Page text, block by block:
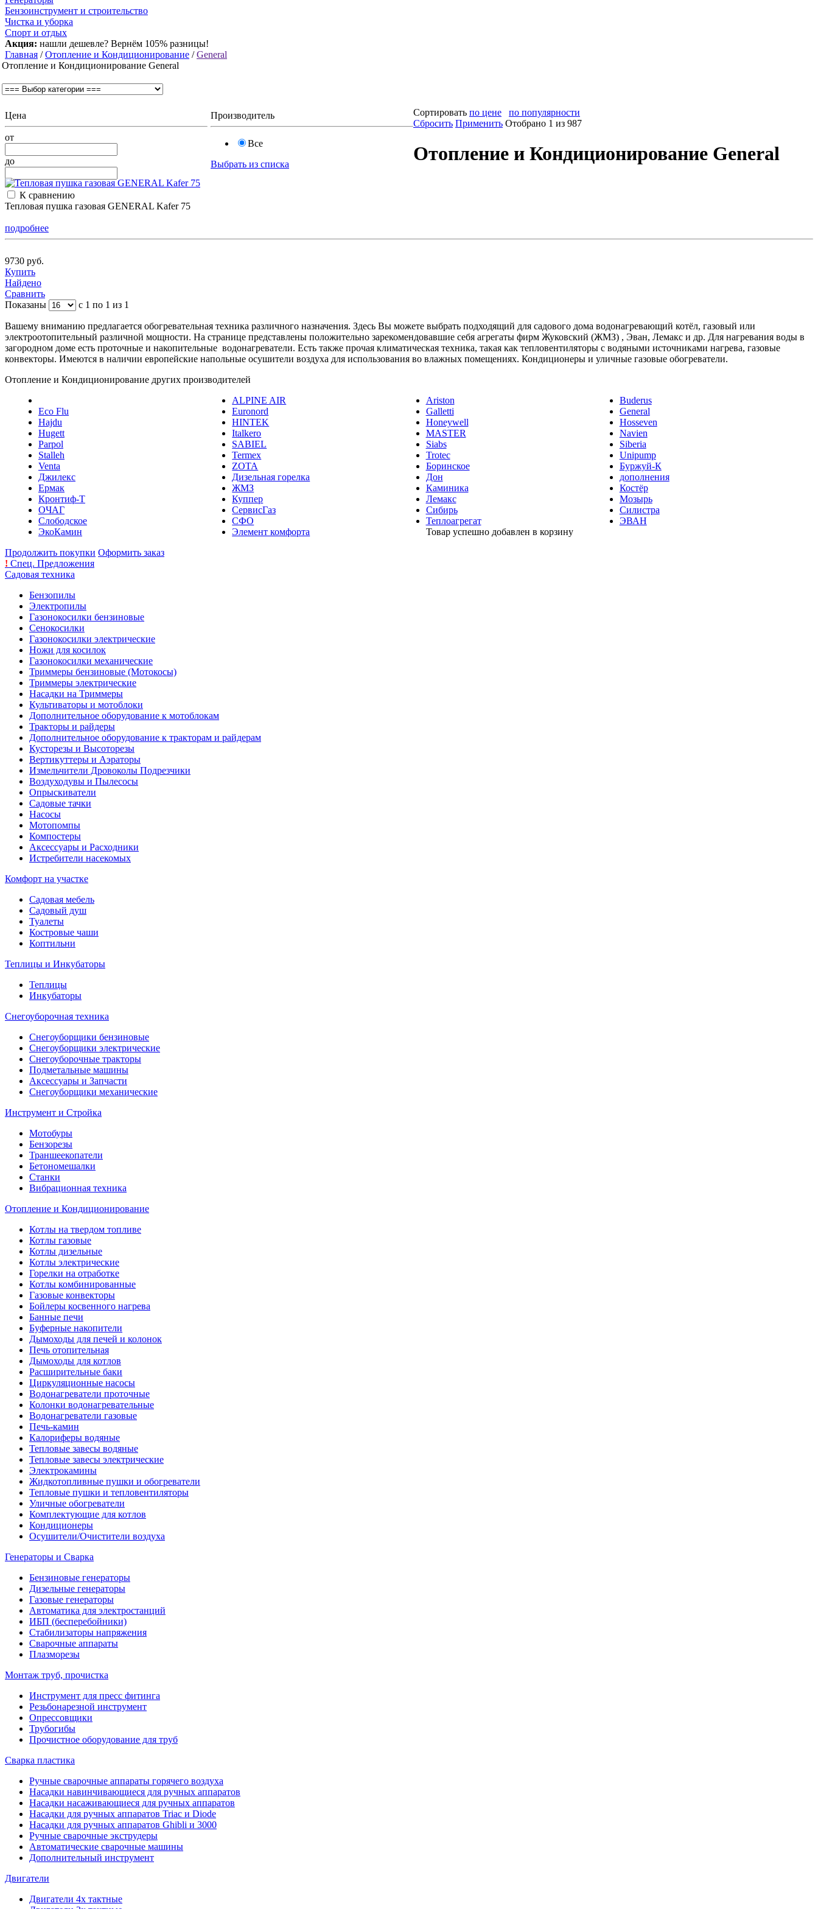
Бензоинструмент и строительство
Чистка и уборка
Спорт и отдых
Акция: нашли дешевле? Вернём 105% разницы!
Главная /Отопление и Кондиционирование /General
Отопление и Кондиционирование General
Цена
от
до
Производитель
Все
Выбрать из списка
Сортировать по цене
по популярности
Сбросить Применить Отобрано 1 из 987
Отопление и Кондиционирование General
К сравнению
Тепловая пушка газовая GENERAL Kafer 75
подробнее
9730 руб.
Купить
Найдено
Сравнить
Показаны
с 1 по 1 из 1
Вашему вниманию предлагается обогревательная техника различного назначения. Здесь Вы можете выбрать подходящий для садового дома водонагревающий котёл, газовый или
электроотопительный различной мощности. На странице представлены положительно зарекомендовавшие себя агрегаты фирм Жуковский (ЖМЗ) , Эван, Лемакс и др. Для нагревания воды в
загородном доме есть проточные и накопительные водонагреватели. Есть также прочая климатическая техника, такая как тепловентиляторы с водяными источниками нагрева, газовые
конвекторы. Имеются в наличии европейские напольные осушители воздуха для использования во влажных помещениях. Кондиционеры и уличные газовые обогреватели.
Отопление и Кондиционирование других производителей
ALPINE AIR
Ariston
Buderus
Eco Flu
Euronord Galletti
General
Hajdu
HINTEK Honeywell
Hosseven
Hugett
Italkero MASTER
Navien
Parpol
SABIEL Siabs
Siberia
Stalleh
Termex Trotec
Unipump
Venta
ZOTA Боринское
Буржуй-К
Джилекс
Дизельная горелка Дон
дополнения
Ермак
ЖМЗ Каминика
Костёр
Кронтиф-Т
Куппер Лемакс
Мозырь
ОЧАГ
СервисГаз Сибирь
Силистра
Слободское
СФО Теплоагрегат
ЭВАН
ЭкоКамин
Элемент комфорта
Товар успешно добавлен в корзину
Продолжить покупки Оформить заказ
! Спец. Предложения
Садовая техника
Бензопилы
Электропилы
Газонокосилки бензиновые
Сенокосилки
Газонокосилки электрические
Ножи для косилок
Газонокосилки механические
Триммеры бензиновые (Мотокосы)
Триммеры электрические
Насадки на Триммеры
Культиваторы и мотоблоки
Дополнительное оборудование к мотоблокам
Тракторы и райдеры
Дополнительное оборудование к тракторам и райдерам
Кусторезы и Высоторезы
Вертикуттеры и Аэраторы
Измельчители Дровоколы Подрезчики
Воздуходувы и Пылесосы
Опрыскиватели
Садовые тачки
Насосы
Мотопомпы
Компостеры
Аксессуары и Расходники
Истребители насекомых
Комфорт на участке
Садовая мебель
Садовый душ
Туалеты
Костровые чаши
Коптильни
Теплицы и Инкубаторы
Теплицы
Инкубаторы
Снегоуборочная техника
Снегоуборщики бензиновые
Снегоуборщики электрические
Снегоуборочные тракторы
Подметальные машины
Аксессуары и Запчасти
Снегоуборщики механические
Инструмент и Стройка
Мотобуры
Бензорезы
Траншеекопатели
Бетономешалки
Станки
Вибрационная техника
Отопление и Кондиционирование
Котлы на твердом топливе
Котлы газовые
Котлы дизельные
Котлы электрические
Горелки на отработке
Котлы комбинированные
Газовые конвекторы
Бойлеры косвенного нагрева
Банные печи
Буферные накопители
Дымоходы для печей и колонок
Печь отопительная
Дымоходы для котлов
Расширительные баки
Циркуляционные насосы
Водонагреватели проточные
Колонки водонагревательные
Водонагреватели газовые
Печь-камин
Калориферы водяные
Тепловые завесы водяные
Тепловые завесы электрические
Электрокамины
Жидкотопливные пушки и обогреватели
Тепловые пушки и тепловентиляторы
Уличные обогреватели
Комплектующие для котлов
Кондиционеры
Осушители/Очистители воздуха
Генераторы и Сварка
Бензиновые генераторы
Дизельные генераторы
Газовые генераторы
Автоматика для электростанций
ИБП (бесперебойники)
Стабилизаторы напряжения
Сварочные аппараты
Плазморезы
Монтаж труб, прочистка
Инструмент для пресс фитинга
Резьбонарезной инструмент
Опрессовщики
Трубогибы
Прочистное оборудование для труб
Сварка пластика
Ручные сварочные аппараты горячего воздуха
Насадки навинчивающиеся для ручных аппаратов
Насадки насаживающиеся для ручных аппаратов
Насадки для ручных аппаратов Triac и Diode
Насадки для ручных аппаратов Ghibli и 3000
Ручные сварочные экструдеры
Автоматические сварочные машины
Дополнительный инструмент
Двигатели
Двигатели 4х тактные